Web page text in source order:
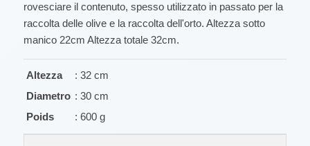
rovesciare il contenuto, spesso utilizzato in passato per la
raccolta delle olive e la raccolta dell'orto. Altezza sotto
manico 22cm Altezza totale 32cm.
Altezza
: 32 cm
Diametro : 30 cm
Poids
: 600 g